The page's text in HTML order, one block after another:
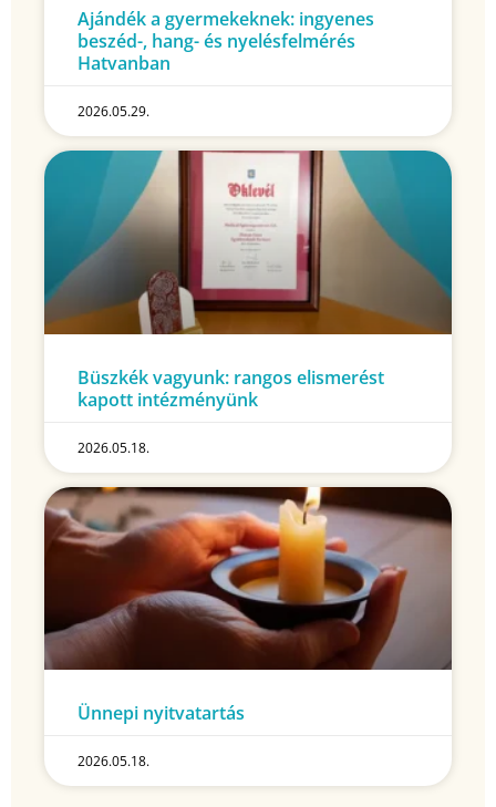
Ajándék a gyermekeknek: ingyenes
beszéd-, hang- és nyelésfelmérés
Hatvanban
2026.05.29.
Büszkék vagyunk: rangos elismerést
kapott intézményünk
2026.05.18.
Ünnepi nyitvatartás
2026.05.18.